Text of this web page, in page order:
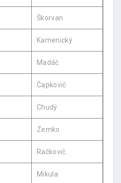
Škorvan
Kamenický
Madáč
Čapkovič
Chudý
Zemko
Račkovič
Mikula